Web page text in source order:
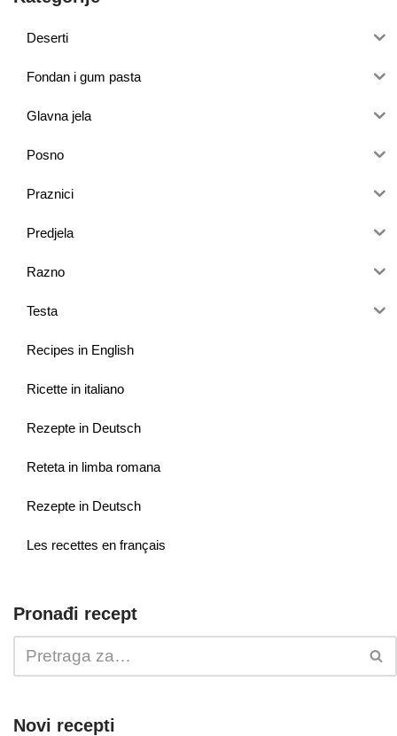
Deserti
Fondan i gum pasta
Glavna jela
Posno
Praznici
Predjela
Razno
Testa
Recipes in English
Ricette in italiano
Rezepte in Deutsch
Reteta in limba romana
Rezepte in Deutsch
Les recettes en français
Pronađi recept
Novi recepti